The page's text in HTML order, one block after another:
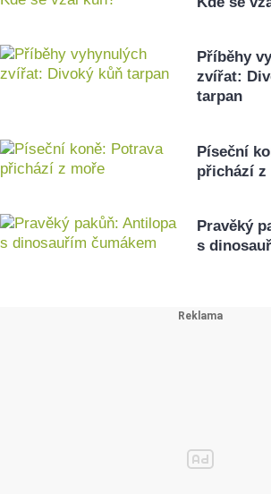
Příběhy
zvířat:
tarpan
Píseční
přichází z
Pravěký
s